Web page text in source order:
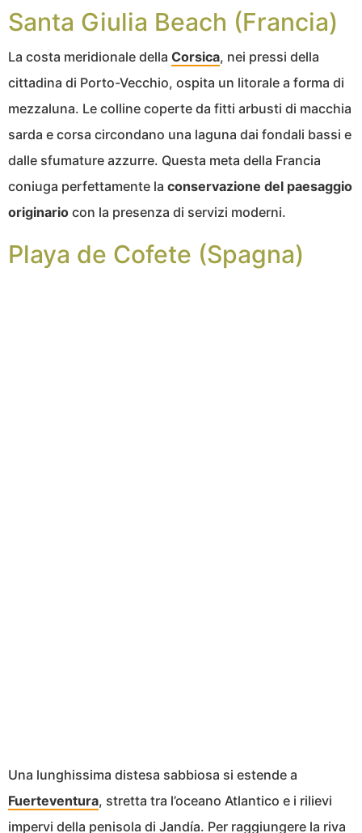
Santa Giulia Beach (Francia)
La costa meridionale della Corsica, nei pressi della
cittadina di Porto-Vecchio, ospita un litorale a forma di
mezzaluna. Le colline coperte da fitti arbusti di macchia
sarda e corsa circondano una laguna dai fondali bassi e
dalle sfumature azzurre. Questa meta della Francia
coniuga perfettamente la conservazione del paesaggio
originario con la presenza di servizi moderni.
Playa de Cofete (Spagna)
Una lunghissima distesa sabbiosa si estende a
Fuerteventura, stretta tra l’oceano Atlantico e i rilievi
impervi della penisola di Jandía. Per raggiungere la riva